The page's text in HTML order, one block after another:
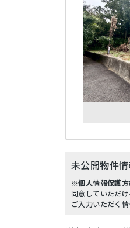
未公開物件
※個人情報保護方
同意していただ
ご入力いただく